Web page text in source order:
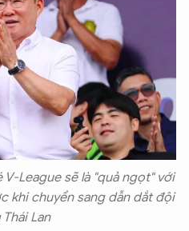
V-League sẽ là "quả ngọt" với
khi chuyển sang dẫn dắt đội
Lan